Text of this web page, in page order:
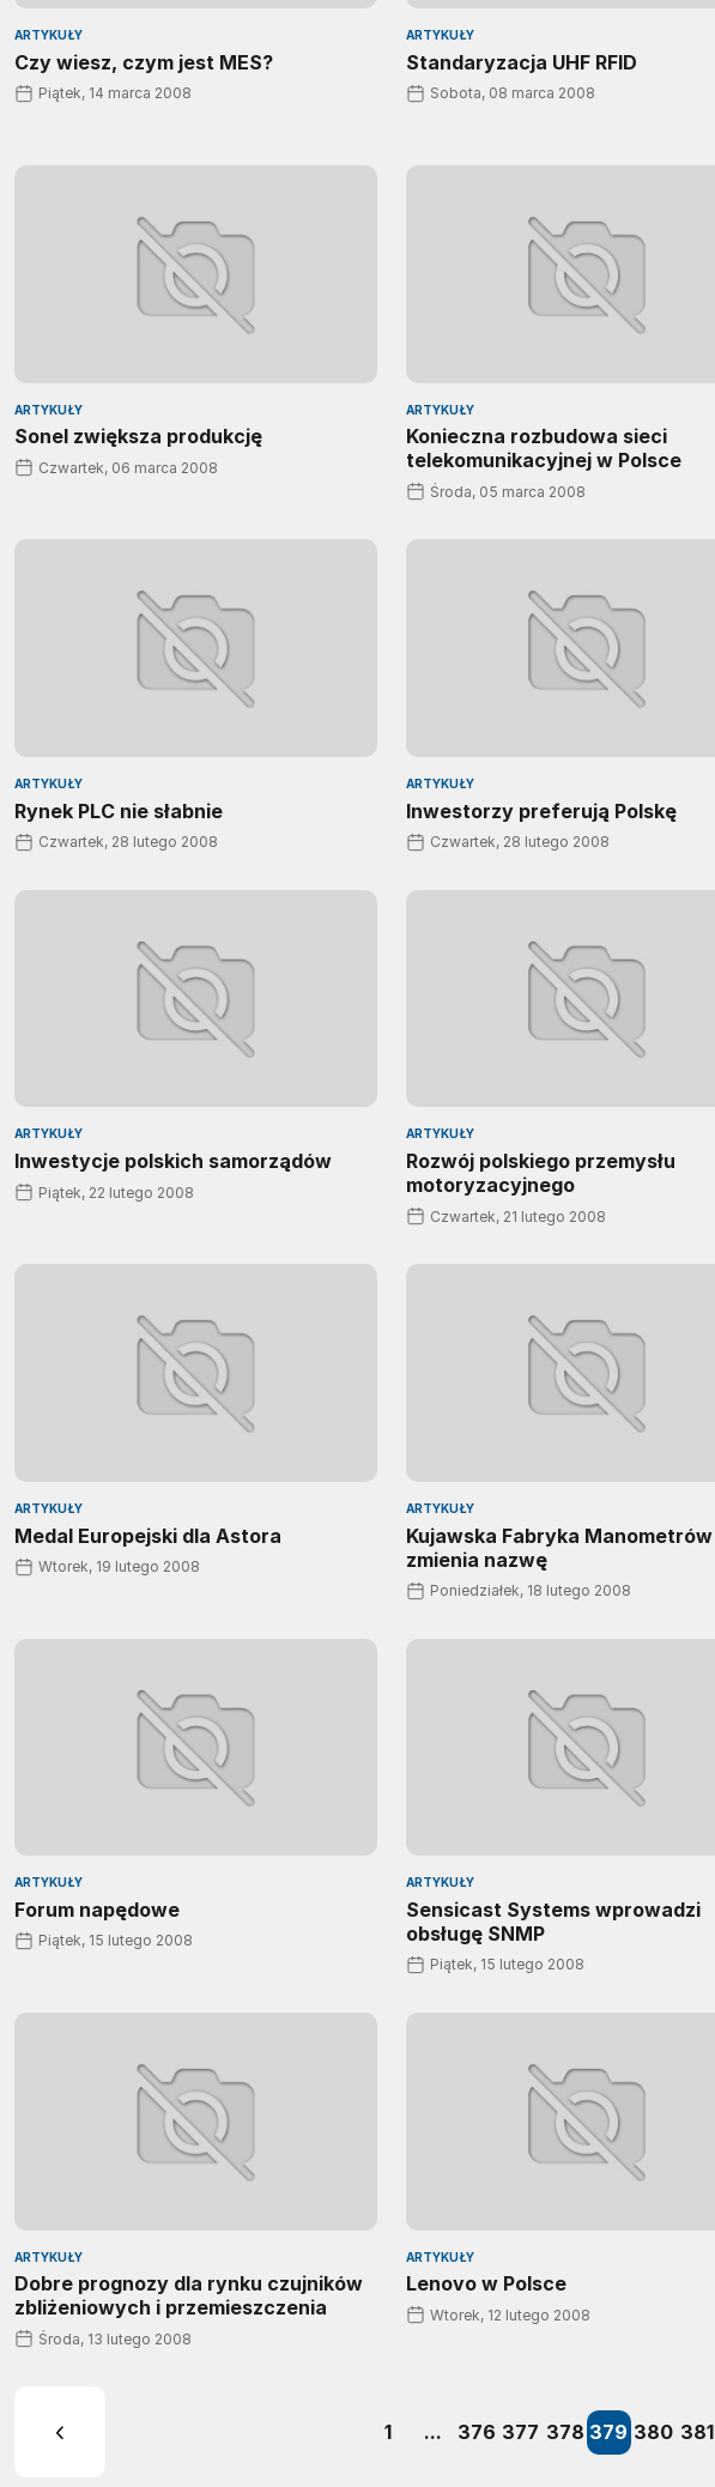
ARTYKUŁY
Czy wiesz, czym jest MES?
Piątek, 14 marca 2008
ARTYKUŁY
Standaryzacja UHF RFID
Sobota, 08 marca 2008
ARTYKUŁY
Sonel zwiększa produkcję
Czwartek, 06 marca 2008
ARTYKUŁY
Konieczna rozbudowa sieci
telekomunikacyjnej w Polsce
Środa, 05 marca 2008
ARTYKUŁY
Rynek PLC nie słabnie
Czwartek, 28 lutego 2008
ARTYKUŁY
Inwestorzy preferują Polskę
Czwartek, 28 lutego 2008
ARTYKUŁY
Inwestycje polskich samorządów
Piątek, 22 lutego 2008
ARTYKUŁY
Rozwój polskiego przemysłu
motoryzacyjnego
Czwartek, 21 lutego 2008
ARTYKUŁY
Medal Europejski dla Astora
Wtorek, 19 lutego 2008
ARTYKUŁY
Kujawska Fabryka Manometrów
zmienia nazwę
Poniedziałek, 18 lutego 2008
ARTYKUŁY
Forum napędowe
Piątek, 15 lutego 2008
ARTYKUŁY
Sensicast Systems wprowadzi
obsługę SNMP
Piątek, 15 lutego 2008
ARTYKUŁY
Dobre prognozy dla rynku czujników
zbliżeniowych i przemieszczenia
Środa, 13 lutego 2008
ARTYKUŁY
Lenovo w Polsce
Wtorek, 12 lutego 2008
1 ... 376 377 378 379 380 381